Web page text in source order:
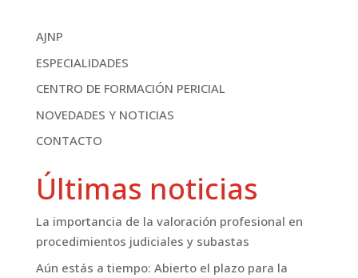
AJNP
ESPECIALIDADES
CENTRO DE FORMACIÓN PERICIAL
NOVEDADES Y NOTICIAS
CONTACTO
Últimas noticias
La importancia de la valoración profesional en
procedimientos judiciales y subastas
Aún estás a tiempo: Abierto el plazo para la